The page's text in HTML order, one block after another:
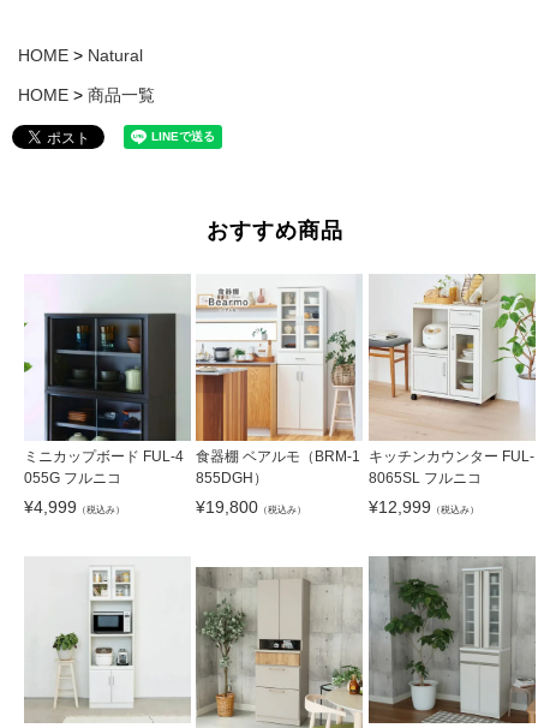
HOME Natural
HOME 商品一覧
おすすめ商品
ミニカップボード FUL-4
055G フルニコ
¥4,999 （税込み）
食器棚 ベアルモ（BRM-1
855DGH）
¥19,800 （税込み）
キッチンカウンター FUL-
8065SL フルニコ
¥12,999 （税込み）